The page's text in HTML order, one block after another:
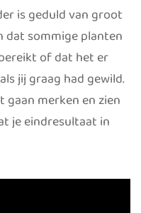
is geduld van groot
dat sommige planten
of dat het er
jij graag had gewild.
merken en zien
je eindresultaat in